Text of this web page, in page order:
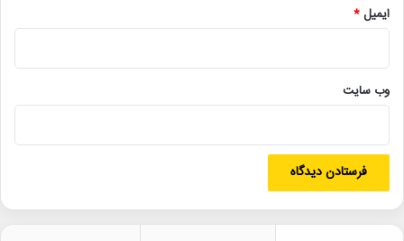
رشته علوم تغذیه در دانشگاه علوم پزشکی بوشهر به پایان رسانده است.
کلاس‌های نقاشی شرکت کرده است. علی بحرینی نخستین استاد او در
نقاشی و طراحی بوده و محمدعلی نادری از سن ۱۴ سالگی در کلاس‌های
عنوان شاگرد نزد حسن روح‌الامین حاضر شده و از آن تاریخ تاکنون،
نقاشی را به شکل جدی و متمرکز دنبال کرده است.
ایمیل*
وب‌ سایت